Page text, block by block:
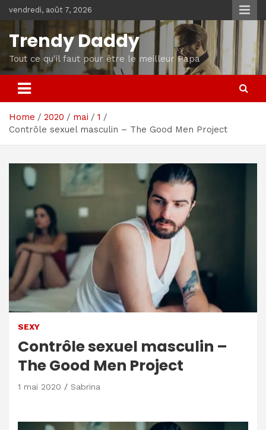
to
content
vendredi, août 7, 2026
Trendy Daddy
Tout ce qu'il faut pour être le meilleur Papa
Home 2020 mai
1
Contrôle sexuel masculin – The Good Men Project
SEXY
Contrôle sexuel masculin –
The Good Men Project
1 mai 2020 Sabrina